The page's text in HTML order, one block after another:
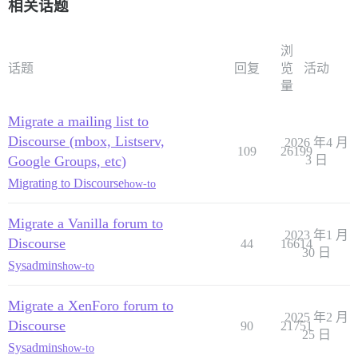
相关话题
话题 回复
浏
览
量
活动
Migrate a mailing list to
Discourse (mbox, Listserv,
Google Groups, etc)
Migrating to Discoursehow-to
109 26199
2026 年4 月
3 日
Migrate a Vanilla forum to
Discourse
Sysadminshow-to
44 16614
2023 年1 月
30 日
Migrate a XenForo forum to
Discourse
Sysadminshow-to
90 21751
2025 年2 月
25 日